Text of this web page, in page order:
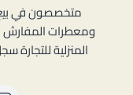
متخصصون في بيع
ومعطرات المفارش